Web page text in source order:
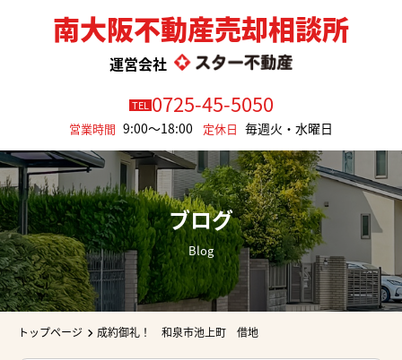
南大阪不動産売却相談所
運営会社
TEL0725-45-5050
営業時間 9:00～18:00 定休日 毎週火・水曜日
ブログ
Blog
トップページ 成約御礼！ 和泉市池上町 借地